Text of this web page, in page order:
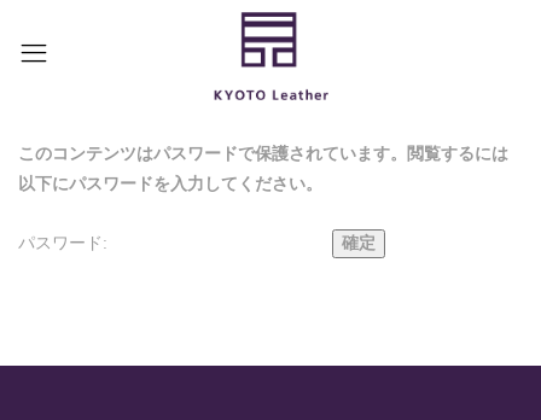
このコンテンツはパスワードで保護されています。閲覧するには
以下にパスワードを入力してください。
パスワード: